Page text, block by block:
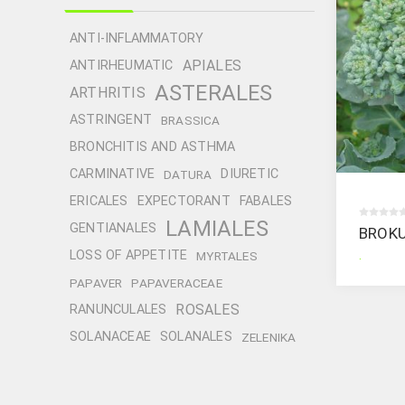
.
ANTI-INFLAMMATORY
ANTIRHEUMATIC
APIALES
ARTHRITIS ASTERALES
ASTRINGENT BRASSICA
BRONCHITIS AND ASTHMA
CARMINATIVE
DATURA
DIURETIC
ERICALES
EXPECTORANT
FABALES
GENTIANALES
LAMIALES
LOSS OF APPETITE
MYRTALES
PAPAVER
PAPAVERACEAE
RANUNCULALES ROSALES
SOLANACEAE SOLANALES ZELENIKA